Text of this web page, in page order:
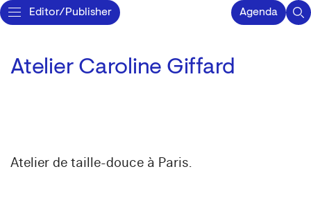
Editor/Publisher Agenda
Atelier Caroline Giffard
Atelier de taille-douce à Paris.